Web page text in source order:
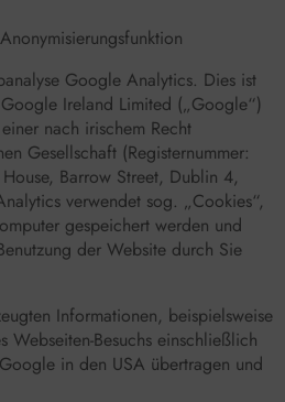
Google Analytics. Dies ist
Ireland Limited („Google“)
nach irischem Recht
Gesellschaft (Registernummer:
Barrow Street, Dublin 4,
verwendet sog. „Cookies“,
gespeichert werden und
der Website durch Sie
Informationen, beispielsweise
Besuchs einschließlich
in den USA übertragen und